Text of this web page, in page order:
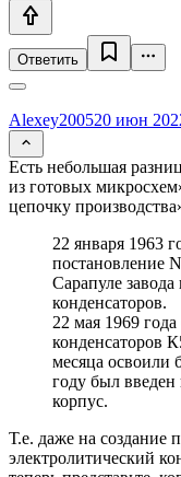
Ответить
Alexey200520 июн
Есть небольшая
из готовых
цепочку
22 января 1963
постановление
Сарапуле
конденсаторов.
22 мая 1969
конденсаторов
месяца освоили
году был введен
корпус.
Т.е. даже на создание
электролитический